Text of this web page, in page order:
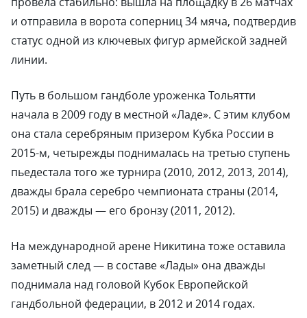
и отправила в ворота соперниц 34 мяча, подтвердив
статус одной из ключевых фигур армейской задней
линии.
Путь в большом гандболе уроженка Тольятти
начала в 2009 году в местной «Ладе». С этим клубом
она стала серебряным призером Кубка России в
2015-м, четырежды поднималась на третью ступень
пьедестала того же турнира (2010, 2012, 2013, 2014),
дважды брала серебро чемпионата страны (2014,
2015) и дважды — его бронзу (2011, 2012).
На международной арене Никитина тоже оставила
заметный след — в составе «Лады» она дважды
поднимала над головой Кубок Европейской
гандбольной федерации, в 2012 и 2014 годах.